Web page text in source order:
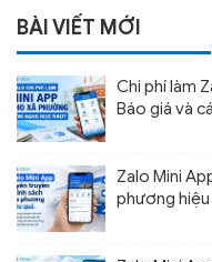
BÀI VIẾT MỚI
Chi phí làm
Báo giá và
Zalo Mini
phương hiệu